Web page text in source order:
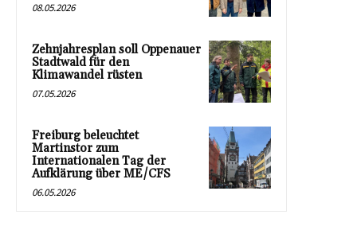
08.05.2026
Zehnjahresplan soll Oppenauer
Stadtwald für den
Klimawandel rüsten
07.05.2026
Freiburg beleuchtet
Martinstor zum
Internationalen Tag der
Aufklärung über ME/CFS
06.05.2026